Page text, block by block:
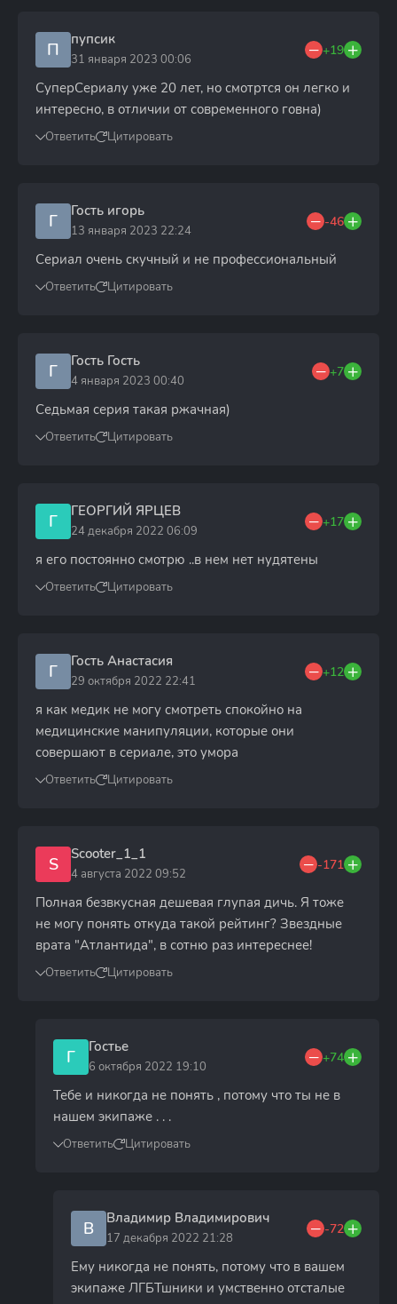
П пупсик
31 января 2023 00:06
+19
СуперСериалу уже 20 лет, но смотртся он легко и
интересно, в отличии от современного говна)
Ответить Цитировать
Г Гость игорь
13 января 2023 22:24
-46
Сериал очень скучный и не профессиональный
Ответить Цитировать
Г Гость Гость
4 января 2023 00:40
+7
Седьмая серия такая ржачная)
Ответить Цитировать
Г ГЕОРГИЙ ЯРЦЕВ
24 декабря 2022 06:09
+17
я его постоянно смотрю ..в нем нет нудятены
Ответить Цитировать
Г Гость Анастасия
29 октября 2022 22:41
+12
я как медик не могу смотреть спокойно на
медицинские манипуляции, которые они
совершают в сериале, это умора
Ответить Цитировать
S Scooter_1_1
4 августа 2022 09:52
-171
Полная безвкусная дешевая глупая дичь. Я тоже
не могу понять откуда такой рейтинг? Звездные
врата "Атлантида", в сотню раз интереснее!
Ответить Цитировать
Г Гостье
6 октября 2022 19:10
+74
Тебе и никогда не понять , потому что ты не в
нашем экипаже . . .
Ответить Цитировать
В Владимир Владимирович
17 декабря 2022 21:28
-72
Ему никогда не понять, потому что в вашем
экипаже ЛГБТшники и умственно отсталые